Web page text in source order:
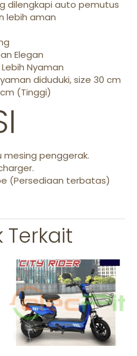
dilengkapi auto pemutus
lebih aman
Elegan
Nyaman
diduduki, size 30 cm
(Tinggi)
mesing penggerak.
(Persediaan terbatas)
Terkait